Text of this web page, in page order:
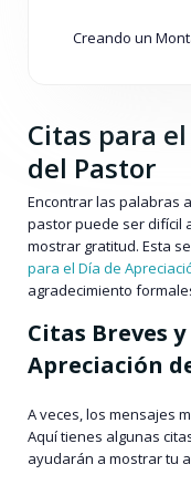
Creando un Montaje
Citas para
del Pastor
Encontrar las palabras
pastor puede ser difícil
mostrar gratitud. Esta
para el Día de
agradecimiento
Citas Breves
Apreciación
A veces, los mensajes
Aquí tienes algunas
ayudarán a mostrar tu